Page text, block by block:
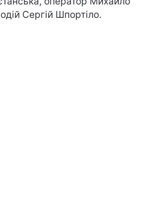
Сергій Шпортіло.